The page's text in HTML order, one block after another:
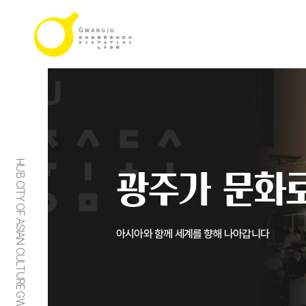
HUB CITY OF ASIAN CULTURE GWANGJU 광주가 문화
아시아와 함께 세계를 향해 나아갑니다